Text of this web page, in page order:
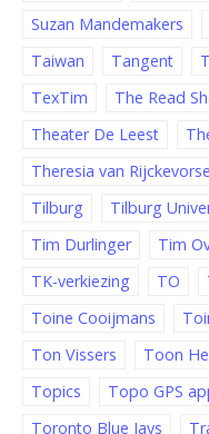
Suzan Mandemakers
Taiwan
Tangent
TexTim
The Read
Theater De Leest
Theresia van
Tilburg
Tilburg
Tim Durlinger
Tim
TK-verkiezing
TO
Toine Cooijmans
Ton Vissers
Toon
Topics
Topo GPS
Toronto Blue Jays